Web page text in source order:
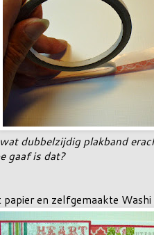
dubbelzijdig plakband
gaaf is dat?
en zelfgemaakte Washi